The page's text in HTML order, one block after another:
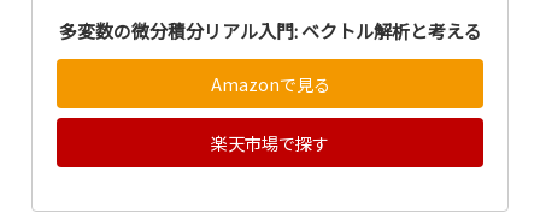
多変数の微分積分リアル入門: ベクトル解析と考える
Amazonで見る
楽天市場で探す